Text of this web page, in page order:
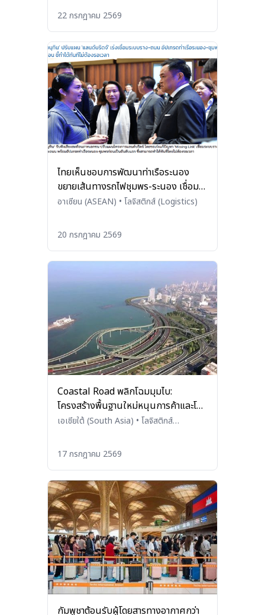
22 กรกฎาคม 2569
ไทยเห็นชอบการพัฒนาท่าเรือระนอง
ขยายเส้นทางรถไฟชุมพร-ระนอง เชื่อม
โยงระบบโลจิสติกส์
อาเซียน (ASEAN) • โลจิสติกส์ (Logistics)
20 กรกฎาคม 2569
Coastal Road พลิกโฉมมุมไบ:
โครงสร้างพื้นฐานใหม่หนุนการค้าและโลจิ
สติกส์
เอเชียใต้ (South Asia) • โลจิสติกส์
17 กรกฎาคม 2569
กัมพูชาต้อนรับผู้โดยสารทางอากาศกว่า